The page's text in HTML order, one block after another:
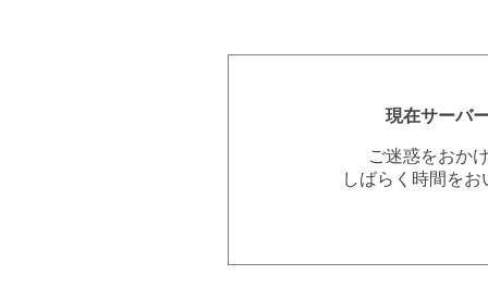
現在サーバ
ご迷惑をおか
しばらく時間を